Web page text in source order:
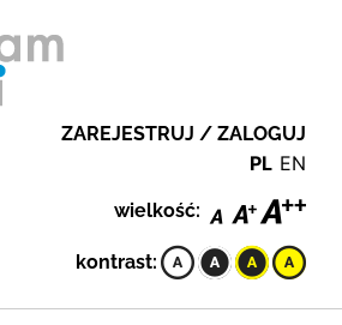
ZAREJESTRUJ / ZALOGUJ
PL EN
wielkość:
kontrast: